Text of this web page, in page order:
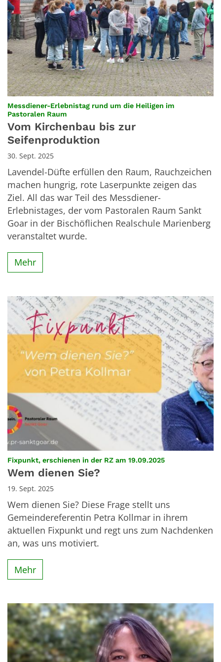
Messdiener-Erlebnistag rund um die Heiligen im
Pastoralen Raum
Vom Kirchenbau bis zur
Seifenproduktion
30. Sept. 2025
Lavendel-Düfte erfüllen den Raum, Rauchzeichen
machen hungrig, rote Laserpunkte zeigen das
Ziel. All das war Teil des Messdiener-
Erlebnistages, der vom Pastoralen Raum Sankt
Goar in der Bischöflichen Realschule Marienberg
veranstaltet wurde.
Mehr
Fixpunkt, erschienen in der RZ am 19.09.2025:
Wem dienen Sie?
19. Sept. 2025
Wem dienen Sie? Diese Frage stellt uns
Gemeindereferentin Petra Kollmar in ihrem
aktuellen Fixpunkt und regt uns zum Nachdenken
an, was uns motiviert.
Mehr